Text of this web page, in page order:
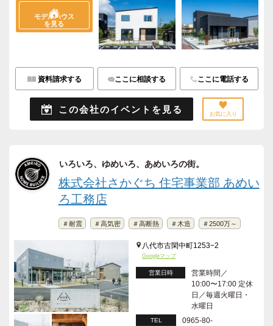
この会社のイベントを見る お気に入り
モデルハウス
を見る
資料請求する ここに相談する ここに電話する
いろいろ、ゆめいろ、あめいろの街。
株式会社さかぐち 住宅事業部 あめい
ろ工務店
＃耐震 ＃高気密 ＃高断熱 ＃木造 ＃2500万～
八代市古閑中町1253−2
Googleマップ
営業日時
営業時間／
10:00〜17:00 定休
日／毎週火曜日・
水曜日
TEL
0965-80-